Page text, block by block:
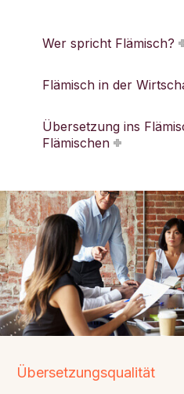
Wer spricht Flämisch?
Flämisch in der
Übersetzung ins
Flämischen
Übersetzungsqualität